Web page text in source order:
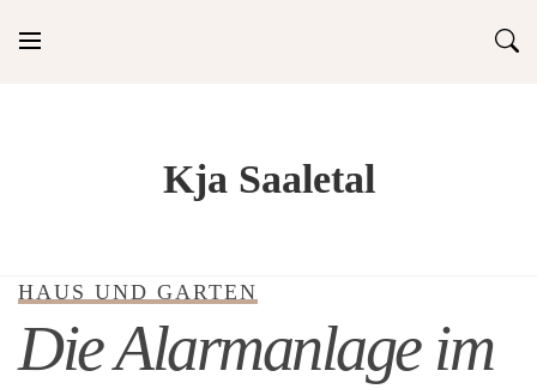
Kja Saaletal
HAUS UND GARTEN
Die Alarmanlage im